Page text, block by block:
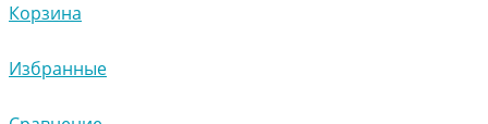
Корзина
Избранные